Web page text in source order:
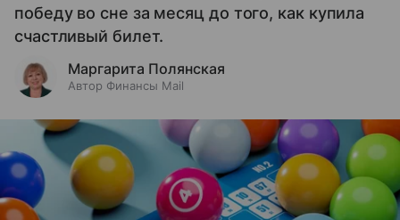
победу во сне за месяц до того, как купила
счастливый билет.
Маргарита Полянская
Автор Финансы Mail